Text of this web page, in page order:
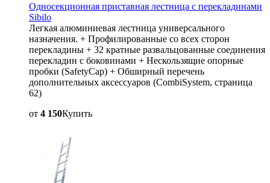
Односекционная приставная лестница с перекладинами
Sibilo
Легкая алюминиевая лестница универсального
назначения. + Профилированные со всех сторон
перекладины + 32 кратные развальцованные соединения
перекладин с боковинами + Нескользящие опорные
пробки (SafetyCap) + Обширный перечень
дополнительных аксессуаров (CombiSystem, страница
62)
от 4 150Купить